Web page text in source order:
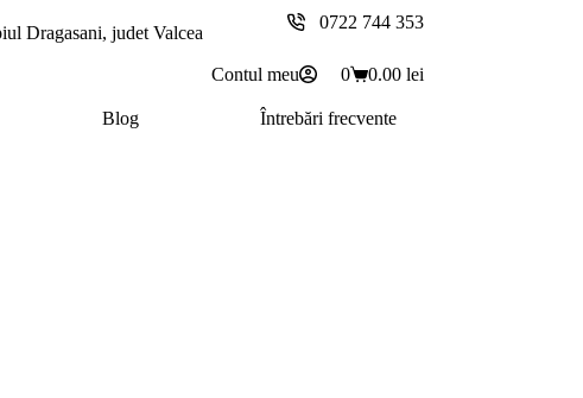
Dragasani, judet Valcea
0722 744 353
Contul meu
Coș
cumpărături
0.00 lei
0
Blog
Întrebări frecvente